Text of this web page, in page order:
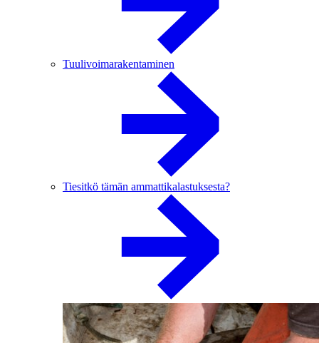
Tuulivoimarakentaminen
Tiesitkö tämän ammattikalastuksesta?